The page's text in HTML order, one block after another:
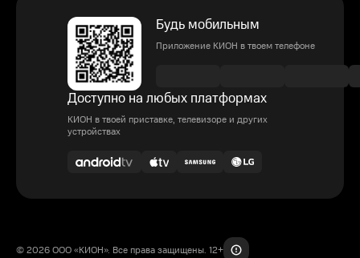
Будь мобильным
Приложение КИОН в твоем телефоне
Доступно на любых платформах
КИОН в твоей приставке, телевизоре и других
устройствах
© 2026 ООО «КИОН». Все права защищены. 12+